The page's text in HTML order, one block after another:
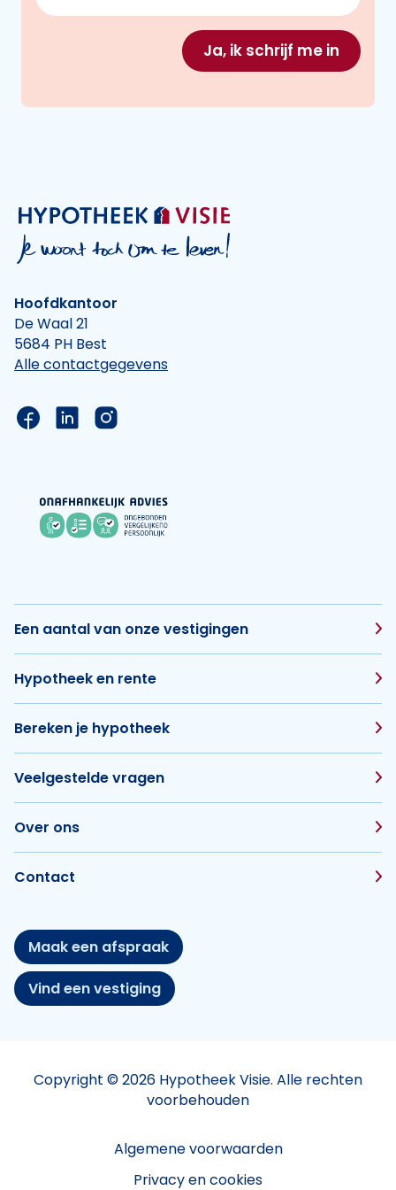
Ja, ik schrijf me in
Hoofdkantoor
De Waal 21
5684 PH Best
Alle contactgegevens
Link naar de Facebook pagina van Hypotheek
Link naar de LinkedIn pagina van
Link naar de Instagram pagina van
Een aantal van onze vestigingen
Hypotheek en rente
Bereken je hypotheek
Veelgestelde vragen
Over ons
Contact
Maak een afspraak
Vind een vestiging
Copyright © 2026 Hypotheek Visie. Alle rechten
voorbehouden
Algemene voorwaarden
Privacy en cookies